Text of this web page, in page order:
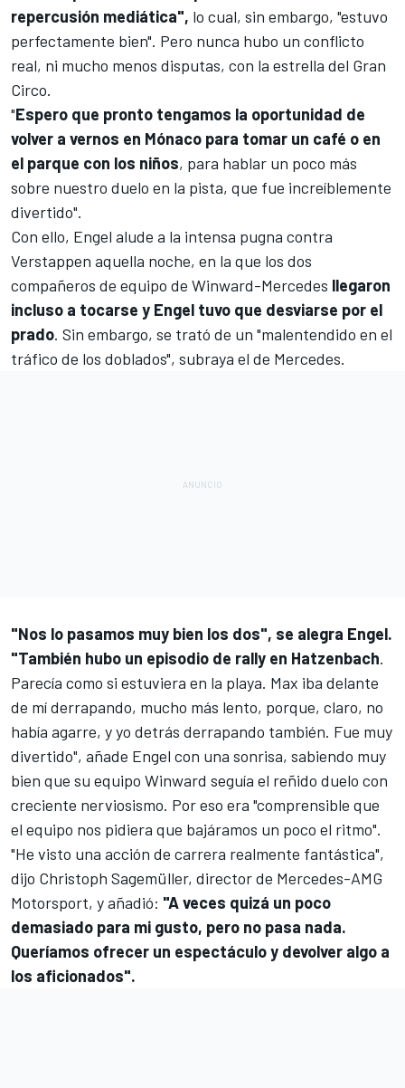
repercusión mediática", lo cual, sin embargo, "estuvo
perfectamente bien". Pero nunca hubo un conflicto
real, ni mucho menos disputas, con la estrella del Gran
Circo.
"Espero que pronto tengamos la oportunidad de
volver a vernos en Mónaco para tomar un café o en
el parque con los niños, para hablar un poco más
sobre nuestro duelo en la pista, que fue increíblemente
divertido".
Con ello, Engel alude a la intensa pugna contra
Verstappen aquella noche, en la que los dos
compañeros de equipo de Winward-Mercedes llegaron
incluso a tocarse y Engel tuvo que desviarse por el
prado. Sin embargo, se trató de un "malentendido en el
tráfico de los doblados", subraya el de Mercedes.
"Nos lo pasamos muy bien los dos", se alegra Engel.
"También hubo un episodio de rally en Hatzenbach.
Parecía como si estuviera en la playa. Max iba delante
de mí derrapando, mucho más lento, porque, claro, no
había agarre, y yo detrás derrapando también. Fue muy
divertido", añade Engel con una sonrisa, sabiendo muy
bien que su equipo Winward seguía el reñido duelo con
creciente nerviosismo. Por eso era "comprensible que
el equipo nos pidiera que bajáramos un poco el ritmo".
"He visto una acción de carrera realmente fantástica",
dijo Christoph Sagemüller, director de Mercedes-AMG
Motorsport, y añadió: "A veces quizá un poco
demasiado para mi gusto, pero no pasa nada.
Queríamos ofrecer un espectáculo y devolver algo a
los aficionados".